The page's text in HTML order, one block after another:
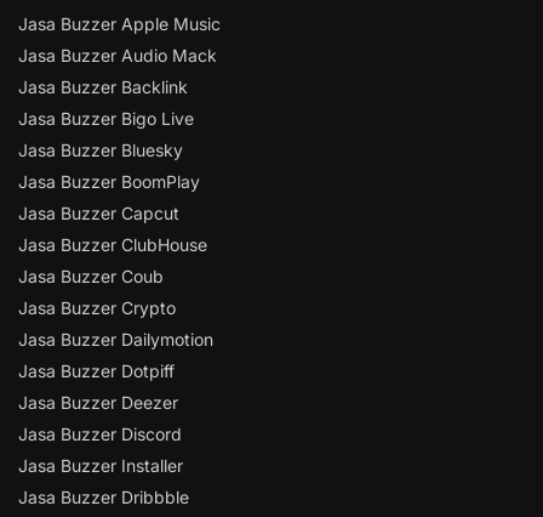
Jasa Buzzer Apple Music
Jasa Buzzer Audio Mack
Jasa Buzzer Backlink
Jasa Buzzer Bigo Live
Jasa Buzzer Bluesky
Jasa Buzzer BoomPlay
Jasa Buzzer Capcut
Jasa Buzzer ClubHouse
Jasa Buzzer Coub
Jasa Buzzer Crypto
Jasa Buzzer Dailymotion
Jasa Buzzer Dotpiff
Jasa Buzzer Deezer
Jasa Buzzer Discord
Jasa Buzzer Installer
Jasa Buzzer Dribbble